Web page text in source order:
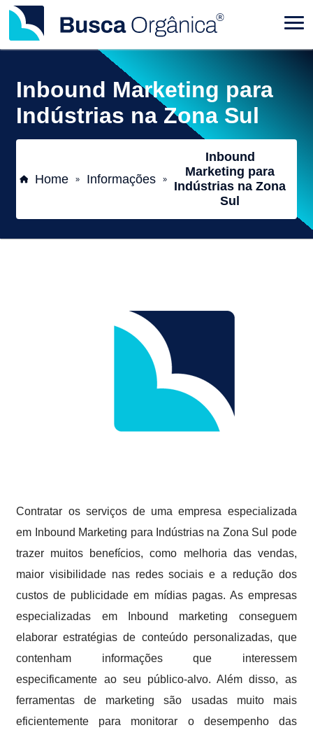
Inbound Marketing para
Indústrias na Zona Sul
Home » Informações »
Inbound
Marketing para
Indústrias na Zona
Sul
Contratar os serviços de uma empresa especializada
em Inbound Marketing para Indústrias na Zona Sul pode
trazer muitos benefícios, como melhoria das vendas,
maior visibilidade nas redes sociais e a redução dos
custos de publicidade em mídias pagas. As empresas
especializadas em Inbound marketing conseguem
elaborar estratégias de conteúdo personalizadas, que
contenham informações que interessem
especificamente ao seu público-alvo. Além disso, as
ferramentas de marketing são usadas muito mais
eficientemente para monitorar o desempenho das